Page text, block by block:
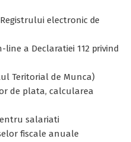
electronic de
a Declaratiei 112 privind
Teritorial de Munca)
de plata, calcularea
salariati
fiscale anuale